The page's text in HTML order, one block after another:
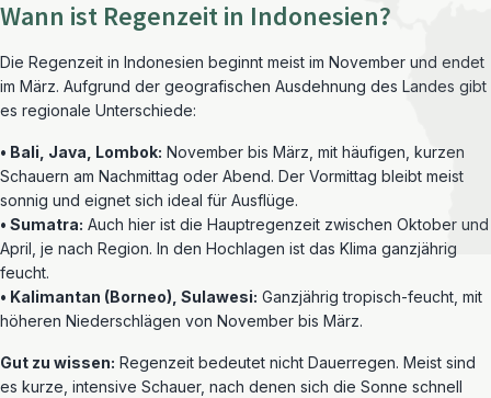
Wann ist Regenzeit in Indonesien?
Die Regenzeit in Indonesien beginnt meist im November und endet
im März. Aufgrund der geografischen Ausdehnung des Landes gibt
es regionale Unterschiede:
• Bali, Java, Lombok: November bis März, mit häufigen, kurzen
Schauern am Nachmittag oder Abend. Der Vormittag bleibt meist
sonnig und eignet sich ideal für Ausflüge.
• Sumatra: Auch hier ist die Hauptregenzeit zwischen Oktober und
April, je nach Region. In den Hochlagen ist das Klima ganzjährig
feucht.
• Kalimantan (Borneo), Sulawesi: Ganzjährig tropisch-feucht, mit
höheren Niederschlägen von November bis März.
Gut zu wissen: Regenzeit bedeutet nicht Dauerregen. Meist sind
es kurze, intensive Schauer, nach denen sich die Sonne schnell